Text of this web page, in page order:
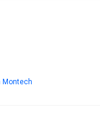
Montech